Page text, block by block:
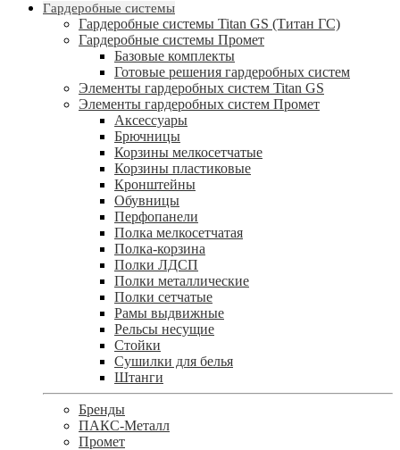
Гардеробные системы
Гардеробные системы Titan GS (Титан ГС)
Гардеробные системы Промет
Базовые комплекты
Готовые решения гардеробных систем
Элементы гардеробных систем Titan GS
Элементы гардеробных систем Промет
Аксессуары
Брючницы
Корзины мелкосетчатые
Корзины пластиковые
Кронштейны
Обувницы
Перфопанели
Полка мелкосетчатая
Полка-корзина
Полки ЛДСП
Полки металлические
Полки сетчатые
Рамы выдвижные
Рельсы несущие
Стойки
Сушилки для белья
Штанги
Бренды
ПАКС-Металл
Промет